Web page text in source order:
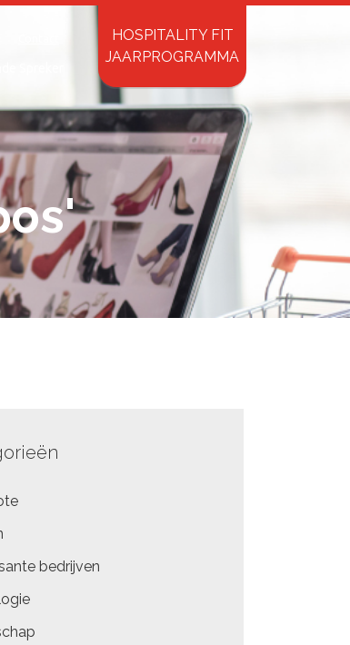
Spreker
HOSPITALITY FIT
JAARPROGRAMMA
bedrijven